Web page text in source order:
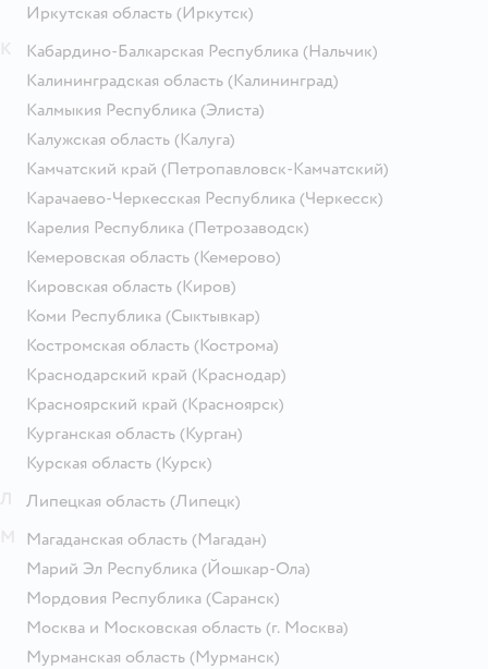
Иркутская область (Иркутск)
Кабардино-Балкарская Республика (Нальчик)
Калининградская область (Калининград)
Калмыкия Республика (Элиста)
Калужская область (Калуга)
Камчатский край (Петропавловск-Камчатский)
Карачаево-Черкесская Республика (Черкесск)
Карелия Республика (Петрозаводск)
Кемеровская область (Кемерово)
Кировская область (Киров)
Коми Республика (Сыктывкар)
Костромская область (Кострома)
Краснодарский край (Краснодар)
Красноярский край (Красноярск)
Курганская область (Курган)
Курская область (Курск)
Липецкая область (Липецк)
Магаданская область (Магадан)
Марий Эл Республика (Йошкар-Ола)
Мордовия Республика (Саранск)
Москва и Московская область (г. Москва)
Мурманская область (Мурманск)